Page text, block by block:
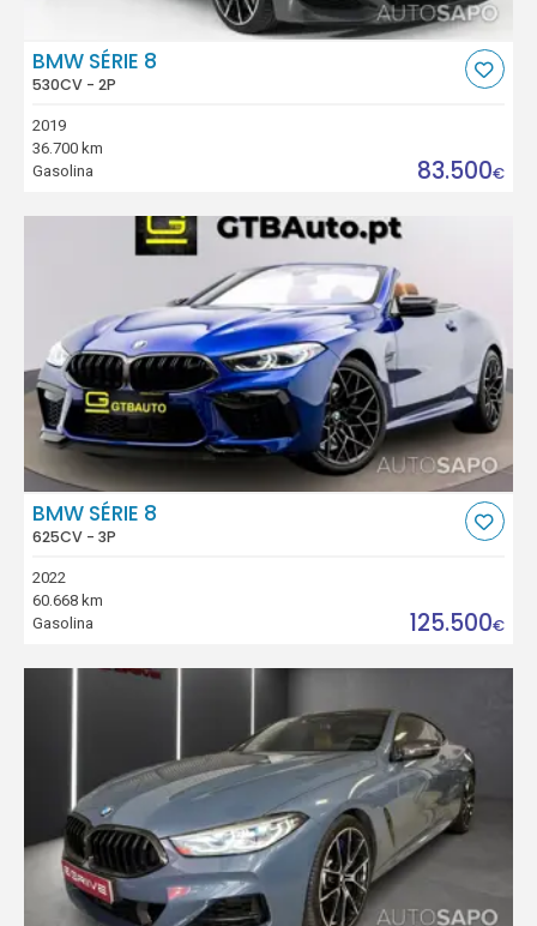
BMW SÉRIE 8
530CV - 2P
2019
36.700 km
Gasolina
83.500€
BMW SÉRIE 8
625CV - 3P
2022
60.668 km
Gasolina
125.500€